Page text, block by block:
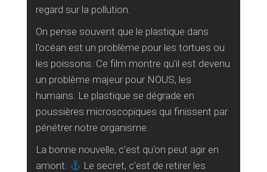
regard sur la pollution.
On pense souvent que le plastique dans
l'océan est un problème pour les tortues ou
les poissons. Ce film montre qu'il est devenu
un problème majeur pour NOUS, les
humains. Le plastique se dégrade en
poussières microscopiques qui finissent par
pénétrer notre organisme.
La bonne nouvelle, c'est qu'on peut agir en
amont.
Le secret, c'est de retirer les